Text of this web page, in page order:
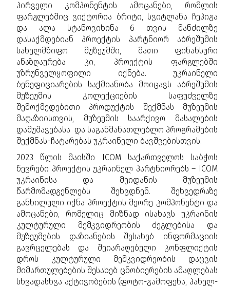
პირველი კომპონენტის ამოცანები, რომლის
ფარგლებშიც ვიქტორია ბრიტი, სვიტლანა ჩეპიგა
და ალა სტანოვიხინა 6 თვის მანძილზე
დასაქმდებიან პროექტის პარტნიორ აბრეშუმის
სახელმწიფო მუზეუმში, მათი ფინანსური
ანაზღაურება კი, პროექტის ფარგლებში
უზრუნველყოფილი იქნება. უკრაინელი
ბენეფიციარების საქმიანობა მოიცავს აბრეშუმის
მუზეუმის კოლექციების საფუძველზე
შემოქმედებითი პროდუქტის შექმნას მუზეუმის
მაღაზიისთვის, მუზეუმის საარქივო მასალების
დამუშავებასა და საგანმანათლებლო პროგრამების
შექმნას-ჩატარებას უკრაინელი ბავშვებისთვის.
2023 წლის მაისში ICOM საქართველოს საბჭოს
წევრები პროექტის უკრაინელ პარტნიორებს – ICOM
უკრაინისა და მეიდანის მუზეუმის
წარმომადგენლებს შეხვდნენ. შეხვედრაზე
განხილული იქნა პროექტის მეორე კომპონენტი და
ამოცანები, რომელიც მიზნად ისახავს უკრაინის
კულტურული მემკვიდრეობის ძეგლებისა და
მუზეუმების დაზიანების შესახებ ინფორმაციის
გავრცელებას და შეიარაღებული კონფლიქტის
დროს კულტურული მემკვიდრეობის დაცვის
მიმართულებების შესახებ ცნობიერების ამაღლებას
სხვადასხვა აქტივობების (ფოტო-გამოფენა, პანელ-